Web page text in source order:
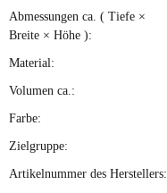
Abmessungen ca. ( Tiefe ×
Breite × Höhe ):
Material:
Volumen ca.:
Farbe:
Zielgruppe:
Artikelnummer des Herstellers: